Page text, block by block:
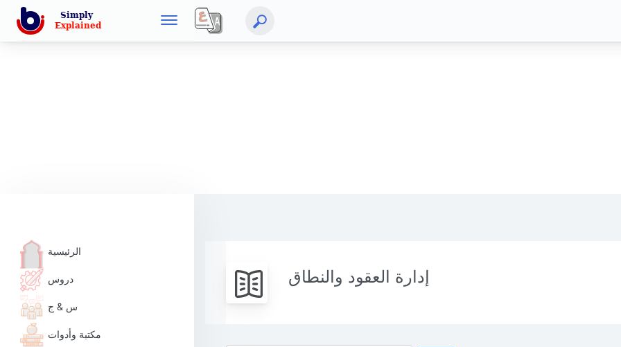
الرئيسية
دروس
س & ج
مكتبة وأدوات
إدارة العقود والنطاق